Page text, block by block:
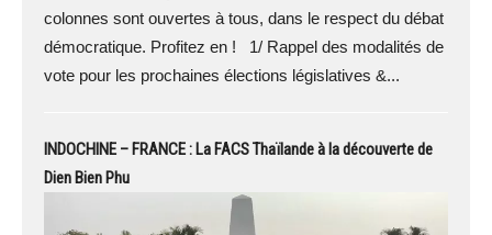
colonnes sont ouvertes à tous, dans le respect du débat
démocratique. Profitez en ! 1/ Rappel des modalités de
vote pour les prochaines élections législatives &...
INDOCHINE – FRANCE : La FACS Thaïlande à la découverte de
Dien Bien Phu